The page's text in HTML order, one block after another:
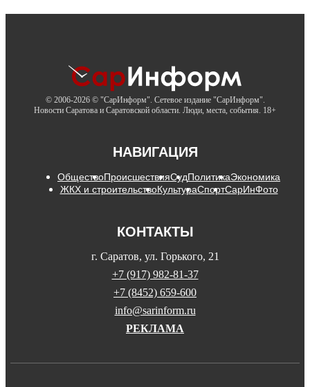
© 2006-2026 © "СарИнформ". Сетевое издание "СарИнформ".
Новости Саратова и Саратовской области. Люди, места, события. 18+
НАВИГАЦИЯ
ОбществоПроисшествияСудПолитикаЭкономика
ЖКХ и строительствоКультураСпортСарИнФото
КОНТАКТЫ
г. Саратов, ул. Горького, 21
+7 (917) 982-81-37
+7 (8452) 659-600
info@sarinform.ru
РЕКЛАМА